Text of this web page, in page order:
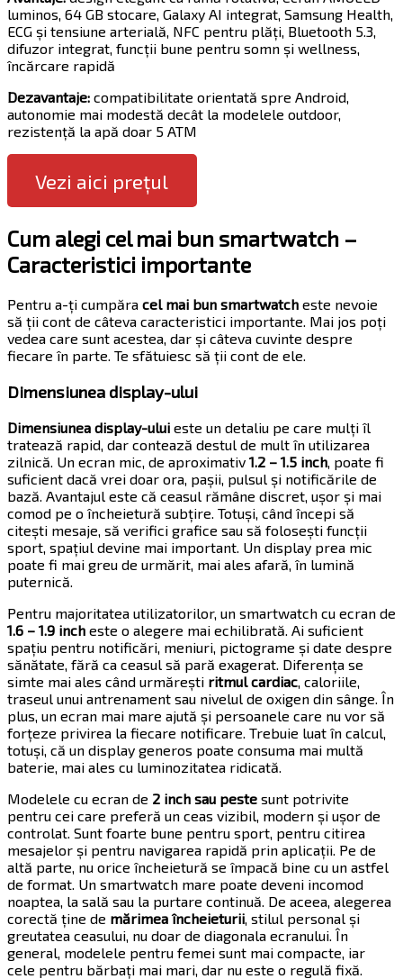
luminos, 64 GB stocare, Galaxy AI integrat, Samsung Health,
ECG și tensiune arterială, NFC pentru plăți, Bluetooth 5.3,
difuzor integrat, funcții bune pentru somn și wellness,
încărcare rapidă
Dezavantaje: compatibilitate orientată spre Android,
autonomie mai modestă decât la modelele outdoor,
rezistență la apă doar 5 ATM
Vezi aici prețul
Cum alegi cel mai bun smartwatch –
Caracteristici importante
Pentru a-ți cumpăra cel mai bun smartwatch este nevoie
să ții cont de câteva caracteristici importante. Mai jos poți
vedea care sunt acestea, dar și câteva cuvinte despre
fiecare în parte. Te sfătuiesc să ții cont de ele.
Dimensiunea display-ului
Dimensiunea display-ului este un detaliu pe care mulți îl
tratează rapid, dar contează destul de mult în utilizarea
zilnică. Un ecran mic, de aproximativ 1.2 – 1.5 inch , poate fi
suficient dacă vrei doar ora, pașii, pulsul și notificările de
bază. Avantajul este că ceasul rămâne discret, ușor și mai
comod pe o încheietură subțire. Totuși, când începi să
citești mesaje, să verifici grafice sau să folosești funcții
sport, spațiul devine mai important. Un display prea mic
poate fi mai greu de urmărit, mai ales afară, în lumină
puternică.
Pentru majoritatea utilizatorilor, un smartwatch cu ecran de
1.6 – 1.9 inch este o alegere mai echilibrată. Ai suficient
spațiu pentru notificări, meniuri, pictograme și date despre
sănătate, fără ca ceasul să pară exagerat. Diferența se
simte mai ales când urmărești ritmul cardiac , caloriile,
traseul unui antrenament sau nivelul de oxigen din sânge. În
plus, un ecran mai mare ajută și persoanele care nu vor să
forțeze privirea la fiecare notificare. Trebuie luat în calcul,
totuși, că un display generos poate consuma mai multă
baterie, mai ales cu luminozitatea ridicată.
Modelele cu ecran de 2 inch sau peste sunt potrivite
pentru cei care preferă un ceas vizibil, modern și ușor de
controlat. Sunt foarte bune pentru sport, pentru citirea
mesajelor și pentru navigarea rapidă prin aplicații. Pe de
altă parte, nu orice încheietură se împacă bine cu un astfel
de format. Un smartwatch mare poate deveni incomod
noaptea, la sală sau la purtare continuă. De aceea, alegerea
corectă ține de mărimea încheieturii , stilul personal și
greutatea ceasului, nu doar de diagonala ecranului. În
general, modelele pentru femei sunt mai compacte, iar
cele pentru bărbați mai mari, dar nu este o regulă fixă.